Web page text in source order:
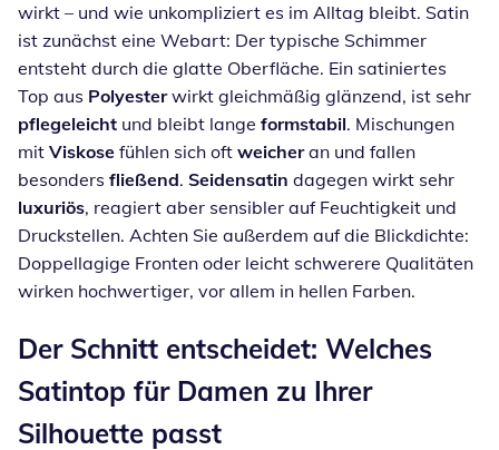
wirkt – und wie unkompliziert es im Alltag bleibt. Satin
ist zunächst eine Webart: Der typische Schimmer
entsteht durch die glatte Oberfläche. Ein satiniertes
Top aus Polyesterwirkt gleichmäßig glänzend, ist sehr
pflegeleicht und bleibt lange formstabil. Mischungen
mit Viskose fühlen sich oft weicheran und fallen
besonders fließend. Seidensatin dagegen wirkt sehr
luxuriös, reagiert aber sensibler auf Feuchtigkeit und
Druckstellen. Achten Sie außerdem auf die Blickdichte:
Doppellagige Fronten oder leicht schwerere Qualitäten
wirken hochwertiger, vor allem in hellen Farben.
Der Schnitt entscheidet: Welches
Satintop für Damen zu Ihrer
Silhouette passt